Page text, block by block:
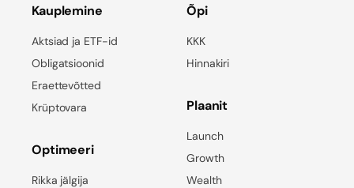
Kauplemine
Aktsiad ja ETF-id
Obligatsioonid
Eraettevõtted
Krüptovara
Optimeeri
Rikka jälgija
Õpi
KKK
Hinnakiri
Plaanit
Launch
Growth
Wealth